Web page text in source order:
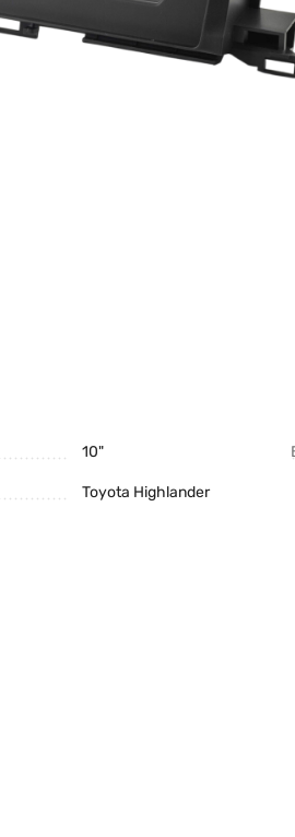
10"
Toyota Highlander